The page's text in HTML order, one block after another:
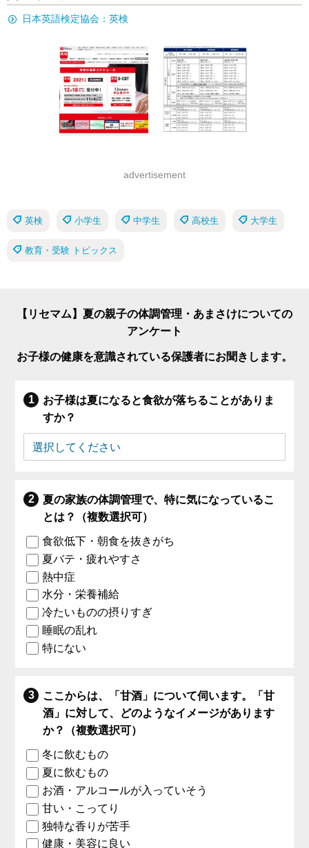
日本英語検定協会：英検
advertisement
英検 小学生 中学生 高校生 大学生
教育・受験 トピックス
【リセマム】夏の親子の体調管理・あまさけについての
アンケート
お子様の健康を意識されている保護者にお聞きします。
お子様は夏になると食欲が落ちることがありま
すか？
夏の家族の体調管理で、特に気になっているこ
とは？（複数選択可）
食欲低下・朝食を抜きがち
夏バテ・疲れやすさ
熱中症
水分・栄養補給
冷たいものの摂りすぎ
睡眠の乱れ
特にない
ここからは、「甘酒」について伺います。「甘
酒」に対して、どのようなイメージがあります
か？（複数選択可）
冬に飲むもの
夏に飲むもの
お酒・アルコールが入っていそう
甘い・こってり
独特な香りが苦手
健康・美容に良い